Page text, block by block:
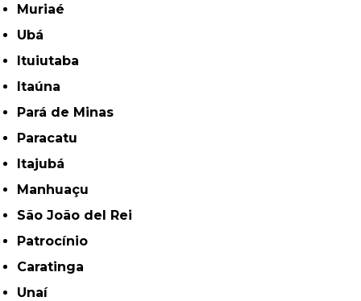
Muriaé
Ubá
Ituiutaba
Itaúna
Pará de Minas
Paracatu
Itajubá
Manhuaçu
São João del Rei
Patrocínio
Caratinga
Unaí